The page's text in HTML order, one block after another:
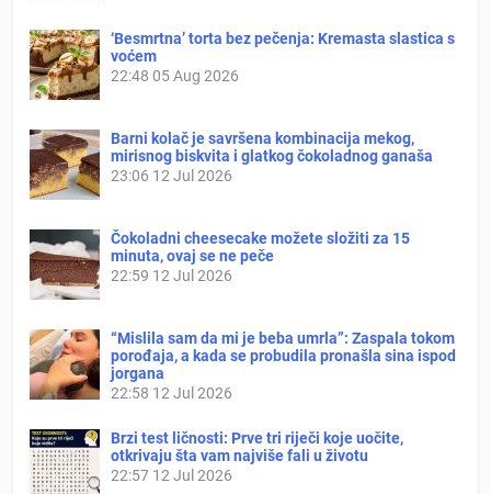
‘Besmrtna’ torta bez pečenja: Kremasta slastica s
voćem
22:48 05 Aug 2026
Barni kolač je savršena kombinacija mekog,
mirisnog biskvita i glatkog čokoladnog ganaša
23:06 12 Jul 2026
Čokoladni cheesecake možete složiti za 15
minuta, ovaj se ne peče
22:59 12 Jul 2026
“Mislila sam da mi je beba umrla”: Zaspala tokom
porođaja, a kada se probudila pronašla sina ispod
jorgana
22:58 12 Jul 2026
Brzi test ličnosti: Prve tri riječi koje uočite,
otkrivaju šta vam najviše fali u životu
22:57 12 Jul 2026